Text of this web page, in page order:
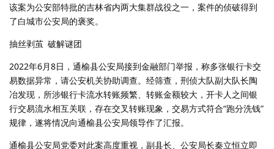
该案为公安部特批的吉林省内两大集群战役之一，案件的侦破得到
了白城市公安局的褒奖。
抽丝剥茧 破解谜团
2022年6月8日，通榆县公安局接到金融部门举报，称多张银行卡交
易数据异常，请公安机关协助调查。经筛查，刑侦大队副大队长陶
冶发现，所涉银行卡流水转账频繁、转账金额较大，开卡人之间银
行交易流水相互关联，存在交叉转账现象，交易方式符合“跑分洗钱”
规律，遂将情况向通榆县公安局领导作了汇报。
通榆县公安局党委对此案高度重视，副县长、公安局长秦立恒立即